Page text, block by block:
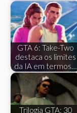
GTA 6: Take-Two
destaca os limites
da IA ​​em termos…
Trilogia GTA: 30